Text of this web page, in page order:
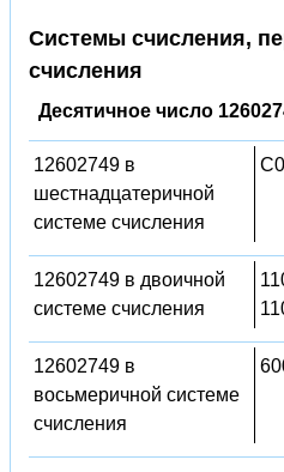
Системы счисления,
счисления
Десятичное число
12602749 в
шестнадцатеричной
системе счисления
12602749 в двоичной
системе счисления
12602749 в
восьмеричной системе
счисления